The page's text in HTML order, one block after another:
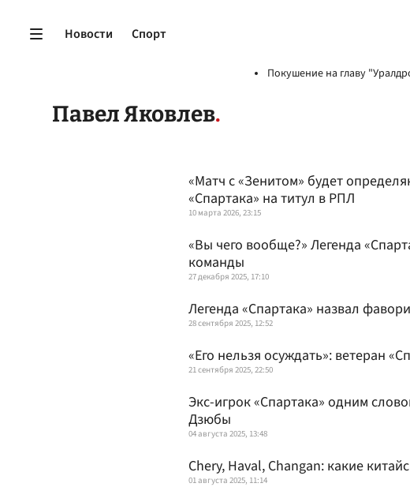
Новости Спорт
Покушение на главу
Павел Яковлев
«Матч с «Зенитом» будет
«Спартака» на титул в РПЛ
10 марта 2026, 23:15
«Вы чего вообще?» Легенда
команды
27 декабря 2025, 17:10
Легенда «Спартака» назвал
28 сентября 2025, 12:52
«Его нельзя осуждать»: ветеран
21 сентября 2025, 22:50
Экс-игрок «Спартака» одним
Дзюбы
04 августа 2025, 13:48
Chery, Haval, Changan: какие
01 августа 2025, 11:14